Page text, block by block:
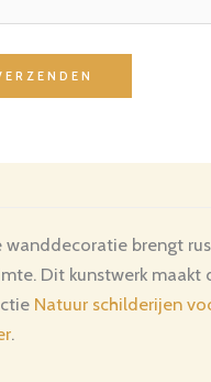
wanddecoratie brengt
Dit kunstwerk maakt
Natuur schilderijen
.